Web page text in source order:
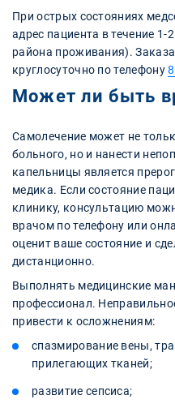
При острых состояниях
адрес пациента в течение 1-
района проживания).
круглосуточно по телефону
Может ли быть
Самолечение может не
больного, но и нанести
капельницы является
медика. Если состояние
клинику, консультацию
врачом по телефону или
оценит ваше состояние и
дистанционно.
Выполнять медицинские
профессионал.
привести к осложнениям:
спазмирование вены,
прилегающих тканей;
развитие сепсиса;